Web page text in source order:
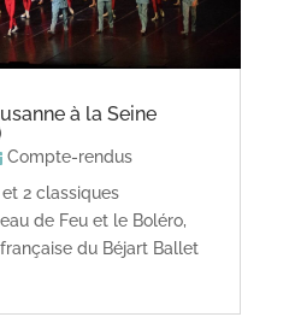
à la Seine
Compte-rendus
2 classiques
de Feu et le Boléro,
du Béjart Ballet